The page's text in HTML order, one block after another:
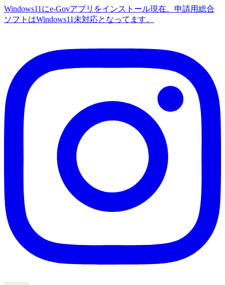
Windows11にe-Govアプリをインストール現在、申請用総合
ソフトはWindows11未対応となってます。